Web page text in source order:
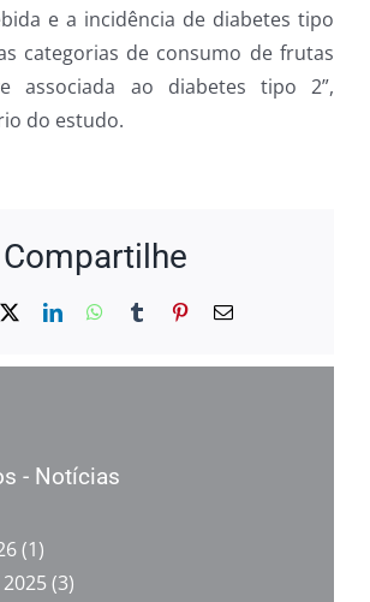
e a incidência de diabetes tipo
categorias de consumo de frutas
associada ao diabetes tipo 2”,
do estudo.
Compartilhe
LinkedInWhatsApp
Tumblr Pinterest
E-
- Notícias
(1)
(3)